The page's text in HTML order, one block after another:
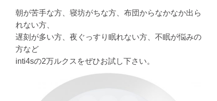
朝が苦手な方、寝坊がちな方、布団からなかなか出ら
れない方、
遅刻が多い方、夜ぐっすり眠れない方、不眠が悩みの
方など
inti4sの2万ルクスをぜひお試し下さい。